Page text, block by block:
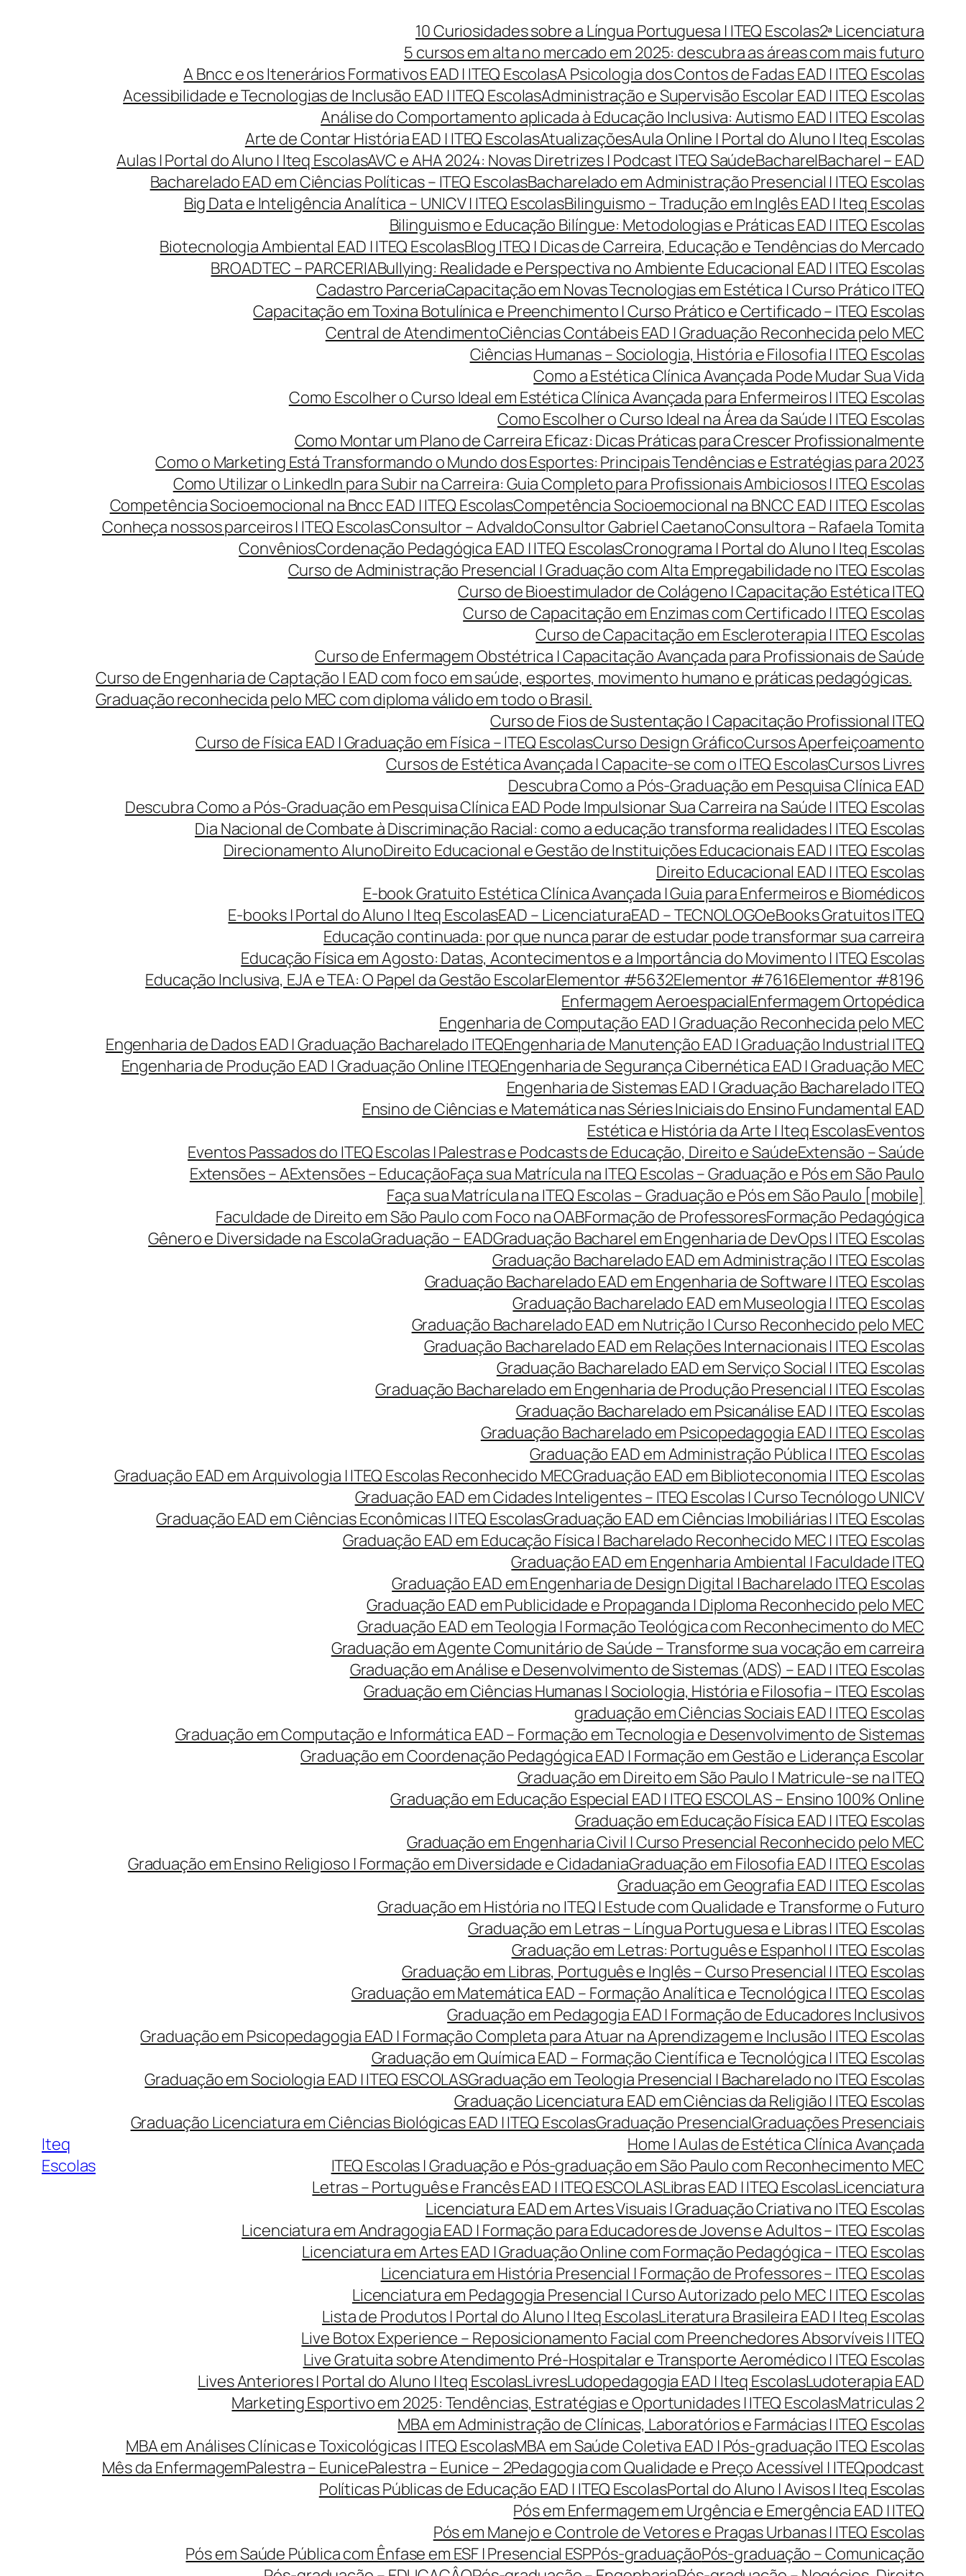
Iteq
Escolas
10 Curiosidades sobre a Língua Portuguesa | ITEQ Escolas2ª Licenciatura
5 cursos em alta no mercado em 2025: descubra as áreas com mais futuro
A Bncc e os Itenerários Formativos EAD | ITEQ EscolasA Psicologia dos Contos de Fadas EAD | ITEQ Escolas
Acessibilidade e Tecnologias de Inclusão EAD | ITEQ EscolasAdministração e Supervisão Escolar EAD | ITEQ Escolas
Análise do Comportamento aplicada à Educação Inclusiva: Autismo EAD | ITEQ Escolas
Arte de Contar História EAD | ITEQ EscolasAtualizaçõesAula Online | Portal do Aluno | Iteq Escolas
Aulas | Portal do Aluno | Iteq EscolasAVC e AHA 2024: Novas Diretrizes | Podcast ITEQ SaúdeBacharelBacharel – EAD
Bacharelado EAD em Ciências Políticas – ITEQ EscolasBacharelado em Administração Presencial | ITEQ Escolas
Big Data e Inteligência Analítica – UNICV | ITEQ EscolasBilinguismo – Tradução em Inglês EAD | Iteq Escolas
Bilinguismo e Educação Bilíngue: Metodologias e Práticas EAD | ITEQ Escolas
Biotecnologia Ambiental EAD | ITEQ EscolasBlog ITEQ | Dicas de Carreira, Educação e Tendências do Mercado
BROADTEC – PARCERIABullying: Realidade e Perspectiva no Ambiente Educacional EAD | ITEQ Escolas
Cadastro ParceriaCapacitação em Novas Tecnologias em Estética | Curso Prático ITEQ
Capacitação em Toxina Botulínica e Preenchimento | Curso Prático e Certificado – ITEQ Escolas
Central de AtendimentoCiências Contábeis EAD | Graduação Reconhecida pelo MEC
Ciências Humanas – Sociologia, História e Filosofia | ITEQ Escolas
Como a Estética Clínica Avançada Pode Mudar Sua Vida
Como Escolher o Curso Ideal em Estética Clínica Avançada para Enfermeiros | ITEQ Escolas
Como Escolher o Curso Ideal na Área da Saúde | ITEQ Escolas
Como Montar um Plano de Carreira Eficaz: Dicas Práticas para Crescer Profissionalmente
Como o Marketing Está Transformando o Mundo dos Esportes: Principais Tendências e Estratégias para 2023
Como Utilizar o LinkedIn para Subir na Carreira: Guia Completo para Profissionais Ambiciosos | ITEQ Escolas
Competência Socioemocional na Bncc EAD | ITEQ EscolasCompetência Socioemocional na BNCC EAD | ITEQ Escolas
Conheça nossos parceiros | ITEQ EscolasConsultor – AdvaldoConsultor Gabriel CaetanoConsultora – Rafaela Tomita
ConvêniosCordenação Pedagógica EAD | ITEQ EscolasCronograma | Portal do Aluno | Iteq Escolas
Curso de Administração Presencial | Graduação com Alta Empregabilidade no ITEQ Escolas
Curso de Bioestimulador de Colágeno | Capacitação Estética ITEQ
Curso de Capacitação em Enzimas com Certificado | ITEQ Escolas
Curso de Capacitação em Escleroterapia | ITEQ Escolas
Curso de Enfermagem Obstétrica | Capacitação Avançada para Profissionais de Saúde
Curso de Engenharia de Captação | EAD com foco em saúde, esportes, movimento humano e práticas pedagógicas.
Graduação reconhecida pelo MEC com diploma válido em todo o Brasil.
Curso de Fios de Sustentação | Capacitação Profissional ITEQ
Curso de Física EAD | Graduação em Física – ITEQ EscolasCurso Design GráficoCursos Aperfeiçoamento
Cursos de Estética Avançada | Capacite-se com o ITEQ EscolasCursos Livres
Descubra Como a Pós-Graduação em Pesquisa Clínica EAD
Descubra Como a Pós-Graduação em Pesquisa Clínica EAD Pode Impulsionar Sua Carreira na Saúde | ITEQ Escolas
Dia Nacional de Combate à Discriminação Racial: como a educação transforma realidades | ITEQ Escolas
Direcionamento AlunoDireito Educacional e Gestão de Instituições Educacionais EAD | ITEQ Escolas
Direito Educacional EAD | ITEQ Escolas
E-book Gratuito Estética Clínica Avançada | Guia para Enfermeiros e Biomédicos
E-books | Portal do Aluno | Iteq EscolasEAD – LicenciaturaEAD – TECNOLOGOeBooks Gratuitos ITEQ
Educação continuada: por que nunca parar de estudar pode transformar sua carreira
Educação Física em Agosto: Datas, Acontecimentos e a Importância do Movimento | ITEQ Escolas
Educação Inclusiva, EJA e TEA: O Papel da Gestão EscolarElementor #5632Elementor #7616Elementor #8196
Enfermagem AeroespacialEnfermagem Ortopédica
Engenharia de Computação EAD | Graduação Reconhecida pelo MEC
Engenharia de Dados EAD | Graduação Bacharelado ITEQEngenharia de Manutenção EAD | Graduação Industrial ITEQ
Engenharia de Produção EAD | Graduação Online ITEQEngenharia de Segurança Cibernética EAD | Graduação MEC
Engenharia de Sistemas EAD | Graduação Bacharelado ITEQ
Ensino de Ciências e Matemática nas Séries Iniciais do Ensino Fundamental EAD
Estética e História da Arte | Iteq EscolasEventos
Eventos Passados do ITEQ Escolas | Palestras e Podcasts de Educação, Direito e SaúdeExtensão – Saúde
Extensões – AExtensões – EducaçãoFaça sua Matrícula na ITEQ Escolas – Graduação e Pós em São Paulo
Faça sua Matrícula na ITEQ Escolas – Graduação e Pós em São Paulo [mobile]
Faculdade de Direito em São Paulo com Foco na OABFormação de ProfessoresFormação Pedagógica
Gênero e Diversidade na EscolaGraduação – EADGraduação Bacharel em Engenharia de DevOps | ITEQ Escolas
Graduação Bacharelado EAD em Administração | ITEQ Escolas
Graduação Bacharelado EAD em Engenharia de Software | ITEQ Escolas
Graduação Bacharelado EAD em Museologia | ITEQ Escolas
Graduação Bacharelado EAD em Nutrição | Curso Reconhecido pelo MEC
Graduação Bacharelado EAD em Relações Internacionais | ITEQ Escolas
Graduação Bacharelado EAD em Serviço Social | ITEQ Escolas
Graduação Bacharelado em Engenharia de Produção Presencial | ITEQ Escolas
Graduação Bacharelado em Psicanálise EAD | ITEQ Escolas
Graduação Bacharelado em Psicopedagogia EAD | ITEQ Escolas
Graduação EAD em Administração Pública | ITEQ Escolas
Graduação EAD em Arquivologia | ITEQ Escolas Reconhecido MECGraduação EAD em Biblioteconomia | ITEQ Escolas
Graduação EAD em Cidades Inteligentes – ITEQ Escolas | Curso Tecnólogo UNICV
Graduação EAD em Ciências Econômicas | ITEQ EscolasGraduação EAD em Ciências Imobiliárias | ITEQ Escolas
Graduação EAD em Educação Física | Bacharelado Reconhecido MEC | ITEQ Escolas
Graduação EAD em Engenharia Ambiental | Faculdade ITEQ
Graduação EAD em Engenharia de Design Digital | Bacharelado ITEQ Escolas
Graduação EAD em Publicidade e Propaganda | Diploma Reconhecido pelo MEC
Graduação EAD em Teologia | Formação Teológica com Reconhecimento do MEC
Graduação em Agente Comunitário de Saúde – Transforme sua vocação em carreira
Graduação em Análise e Desenvolvimento de Sistemas (ADS) – EAD | ITEQ Escolas
Graduação em Ciências Humanas | Sociologia, História e Filosofia – ITEQ Escolas
graduação em Ciências Sociais EAD | ITEQ Escolas
Graduação em Computação e Informática EAD – Formação em Tecnologia e Desenvolvimento de Sistemas
Graduação em Coordenação Pedagógica EAD | Formação em Gestão e Liderança Escolar
Graduação em Direito em São Paulo | Matricule-se na ITEQ
Graduação em Educação Especial EAD | ITEQ ESCOLAS – Ensino 100% Online
Graduação em Educação Física EAD | ITEQ Escolas
Graduação em Engenharia Civil | Curso Presencial Reconhecido pelo MEC
Graduação em Ensino Religioso | Formação em Diversidade e CidadaniaGraduação em Filosofia EAD | ITEQ Escolas
Graduação em Geografia EAD | ITEQ Escolas
Graduação em História no ITEQ | Estude com Qualidade e Transforme o Futuro
Graduação em Letras – Língua Portuguesa e Libras | ITEQ Escolas
Graduação em Letras: Português e Espanhol | ITEQ Escolas
Graduação em Libras, Português e Inglês – Curso Presencial | ITEQ Escolas
Graduação em Matemática EAD – Formação Analítica e Tecnológica | ITEQ Escolas
Graduação em Pedagogia EAD | Formação de Educadores Inclusivos
Graduação em Psicopedagogia EAD | Formação Completa para Atuar na Aprendizagem e Inclusão | ITEQ Escolas
Graduação em Química EAD – Formação Científica e Tecnológica | ITEQ Escolas
Graduação em Sociologia EAD | ITEQ ESCOLASGraduação em Teologia Presencial | Bacharelado no ITEQ Escolas
Graduação Licenciatura EAD em Ciências da Religião | ITEQ Escolas
Graduação Licenciatura em Ciências Biológicas EAD | ITEQ EscolasGraduação PresencialGraduações Presenciais
Home | Aulas de Estética Clínica Avançada
ITEQ Escolas | Graduação e Pós-graduação em São Paulo com Reconhecimento MEC
Letras – Português e Francês EAD | ITEQ ESCOLASLibras EAD | ITEQ EscolasLicenciatura
Licenciatura EAD em Artes Visuais | Graduação Criativa no ITEQ Escolas
Licenciatura em Andragogia EAD | Formação para Educadores de Jovens e Adultos – ITEQ Escolas
Licenciatura em Artes EAD | Graduação Online com Formação Pedagógica – ITEQ Escolas
Licenciatura em História Presencial | Formação de Professores – ITEQ Escolas
Licenciatura em Pedagogia Presencial | Curso Autorizado pelo MEC | ITEQ Escolas
Lista de Produtos | Portal do Aluno | Iteq EscolasLiteratura Brasileira EAD | Iteq Escolas
Live Botox Experience – Reposicionamento Facial com Preenchedores Absorvíveis | ITEQ
Live Gratuita sobre Atendimento Pré-Hospitalar e Transporte Aeromédico | ITEQ Escolas
Lives Anteriores | Portal do Aluno | Iteq EscolasLivresLudopedagogia EAD | Iteq EscolasLudoterapia EAD
Marketing Esportivo em 2025: Tendências, Estratégias e Oportunidades | ITEQ EscolasMatriculas 2
MBA em Administração de Clínicas, Laboratórios e Farmácias | ITEQ Escolas
MBA em Análises Clínicas e Toxicológicas | ITEQ EscolasMBA em Saúde Coletiva EAD | Pós-graduação ITEQ Escolas
Mês da EnfermagemPalestra – EunicePalestra – Eunice – 2Pedagogia com Qualidade e Preço Acessível | ITEQpodcast
Políticas Públicas de Educação EAD | ITEQ EscolasPortal do Aluno | Avisos | Iteq Escolas
Pós em Enfermagem em Urgência e Emergência EAD | ITEQ
Pós em Manejo e Controle de Vetores e Pragas Urbanas | ITEQ Escolas
Pós em Saúde Pública com Ênfase em ESF | Presencial ESPPós-graduaçãoPós-graduação – Comunicação